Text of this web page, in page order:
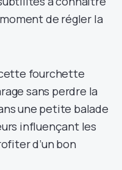
de régler la
fourchette
sans perdre la
une petite balade
influençant les
d’un bon